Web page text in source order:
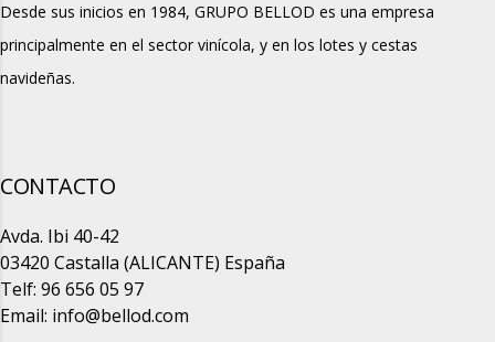
Desde sus inicios en 1984, GRUPO BELLOD es una empresa
principalmente en el sector vinícola, y en los lotes y cestas
navideñas.
CONTACTO
Avda. Ibi 40-42
03420 Castalla (ALICANTE) España
Telf: 96 656 05 97
Email: info@bellod.com